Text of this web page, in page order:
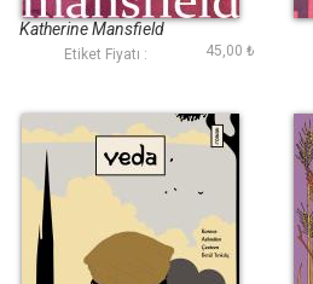
Katherine Mansfield
Etiket Fiyatı : 45,00 ₺